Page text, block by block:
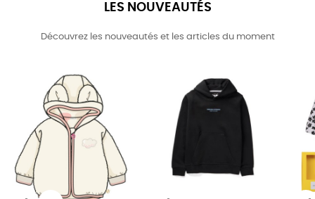
LES NOUVEAUTÉS
Découvrez les nouveautés et les articles du moment